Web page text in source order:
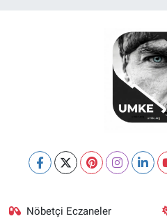
Nöbetçi Eczaneler